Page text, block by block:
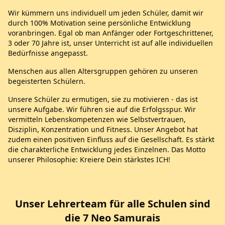
Wir kümmern uns individuell um jeden Schüler, damit wir
durch 100% Motivation seine persönliche Entwicklung
voranbringen. Egal ob man Anfänger oder Fortgeschrittener,
3 oder 70 Jahre ist, unser Unterricht ist auf alle individuellen
Bedürfnisse angepasst.
Menschen aus allen Altersgruppen gehören zu unseren
begeisterten Schülern.
Unsere Schüler zu ermutigen, sie zu motivieren - das ist
unsere Aufgabe. Wir führen sie auf die Erfolgsspur. Wir
vermitteln Lebenskompetenzen wie Selbstvertrauen,
Disziplin, Konzentration und Fitness. Unser Angebot hat
zudem einen positiven Einfluss auf die Gesellschaft. Es stärkt
die charakterliche Entwicklung jedes Einzelnen. Das Motto
unserer Philosophie: Kreiere Dein stärkstes ICH!
Unser Lehrerteam für alle Schulen sind
die 7 Neo Samurais